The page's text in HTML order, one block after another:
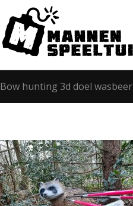
Bow hunting 3d doel wasbeer